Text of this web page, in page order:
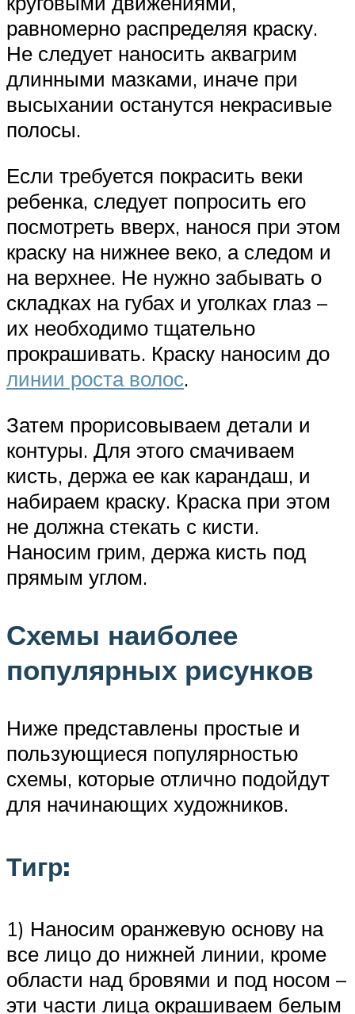
равномерно распределяя краску.
Не следует наносить аквагрим
длинными мазками, иначе при
высыхании останутся некрасивые
полосы.
Если требуется покрасить веки
ребенка, следует попросить его
посмотреть вверх, нанося при этом
краску на нижнее веко, а следом и
на верхнее. Не нужно забывать о
складках на губах и уголках глаз –
их необходимо тщательно
прокрашивать. Краску наносим до
линии роста волос.
Затем прорисовываем детали и
контуры. Для этого смачиваем
кисть, держа ее как карандаш, и
набираем краску. Краска при этом
не должна стекать с кисти.
Наносим грим, держа кисть под
прямым углом.
Схемы наиболее
популярных рисунков
Ниже представлены простые и
пользующиеся популярностью
схемы, которые отлично подойдут
для начинающих художников.
Тигр:
1) Наносим оранжевую основу на
все лицо до нижней линии, кроме
области над бровями и под носом –
эти части лица окрашиваем белым